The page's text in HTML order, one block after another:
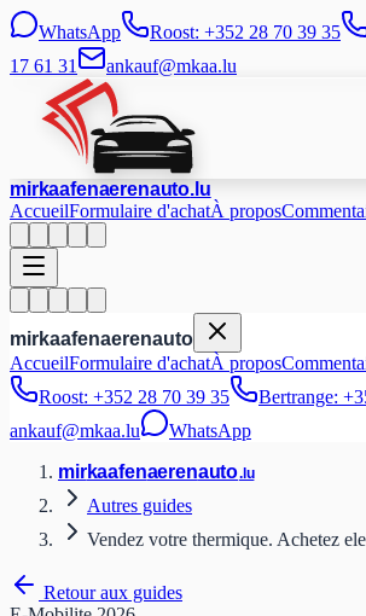
WhatsApp Roost: +352 28 70 39 35
17 61 31
ankauf@mkaa.lu
mirkaafenaerenauto.lu
AccueilFormulaire d'achatÀ propos
mirkaafenaerenauto
AccueilFormulaire d'achatÀ propos
Roost: +352 28 70 39 35
Bertrange:
ankauf@mkaa.lu
WhatsApp
mirkaafenaerenauto.lu
Autres guides
Vendez votre thermique. Achetez
Retour aux guides